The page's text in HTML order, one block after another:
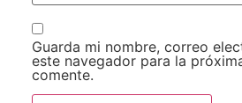
Guarda mi nombre, correo
este navegador para la
comente.